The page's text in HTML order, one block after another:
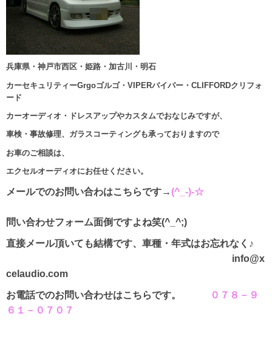
兵庫県・神戸市西区・姫路・加古川・明石
カーセキュリティーGrgoゴルゴ・VIPERバイパー・CLIFFORDクリフォ
ード
カーオーディオ・ドレスアップやカスタムでおなじみですが、
車検・事故修理、ガラスコーティングも承っておりますので
お車のご相談は、
エクセルオーディオにお任せください。
メールでのお問い合わはこちらです→(^_-)-☆
問い合わせフォーム面倒ですよね笑(^_^;)
直接メール頂いても結構です、車種・年式はお忘れなく♪
info@x
celaudio.com
お電話でのお問い合わせはこちらです。
０７８－９
６１－０７０７